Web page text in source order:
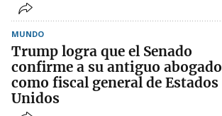
MUNDO
Trump logra que el Senado
confirme a su antiguo abogado
como fiscal general de Estados
Unidos